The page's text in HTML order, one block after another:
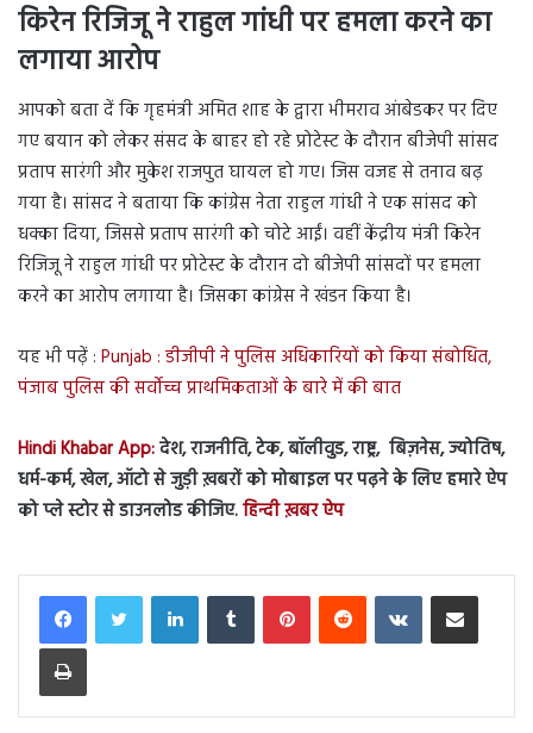
किरेन रिजिजू ने राहुल गांधी पर हमला करने का
लगाया आरोप
आपको बता दें कि गृहमंत्री अमित शाह के द्वारा भीमराव आंबेडकर पर दिए
गए बयान को लेकर संसद के बाहर हो रहे प्रोटेस्ट के दौरान बीजेपी सांसद
प्रताप सारंगी और मुकेश राजपुत घायल हो गए। जिस वजह से तनाव बढ़
गया है। सांसद ने बताया कि कांग्रेस नेता राहुल गांधी ने एक सांसद को
धक्का दिया, जिससे प्रताप सारंगी को चोटे आईं। वहीं केंद्रीय मंत्री किरेन
रिजिजू ने राहुल गांधी पर प्रोटेस्ट के दौरान दो बीजेपी सांसदों पर हमला
करने का आरोप लगाया है। जिसका कांग्रेस ने खंडन किया है।
यह भी पढ़ें : Punjab : डीजीपी ने पुलिस अधिकारियों को किया संबोधित,
पंजाब पुलिस की सर्वोच्च प्राथमिकताओं के बारे में की बात
Hindi Khabar App:देश, राजनीति, टेक, बॉलीवुड, राष्ट्र, बिज़नेस, ज्योतिष,
धर्म-कर्म, खेल, ऑटो से जुड़ी ख़बरों को मोबाइल पर पढ़ने के लिए हमारे ऐप
को प्ले स्टोर से डाउनलोड कीजिए.हिन्दी ख़बर ऐप
LinkedInTumblr PinterestReddit VKontakteShare via Email
Print